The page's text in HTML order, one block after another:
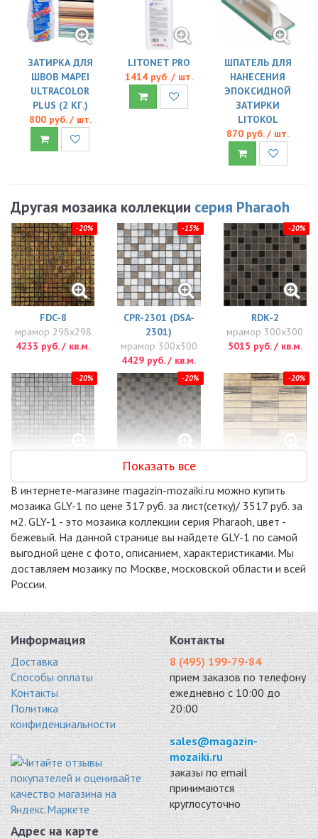
ЗАТИРКА ДЛЯ
ШВОВ MAPEI
ULTRACOLOR
PLUS (2 КГ.)
800 руб. / шт.
LITONET PRO
1414 руб. / шт.
ШПАТЕЛЬ ДЛЯ
НАНЕСЕНИЯ
ЭПОКСИДНОЙ
ЗАТИРКИ
LITOKOL
870 руб. / шт.
Другая мозаика коллекции серия Pharaoh
-20%
FDC-8
мрамор 298x298
4233 руб. / кв.м.
-15%
CPR-2301 (DSA-
2301)
мрамор 300x300
4429 руб. / кв.м.
-20%
RDK-2
мрамор 300x300
5015 руб. / кв.м.
-20%
мрамор 300x300
5015 руб. / кв.м.
-20%
RDK-1
мрамор 300x300
5015 руб. / кв.м.
-20%
мрамор 298x298
5210 руб. / кв.м.
мрамор 300x300
5015 руб. / кв.м.
PHARAOH-STAR)
микс 298x298
5536 руб. / кв.м.
мрамор 298x298
5536 руб. / кв.м.
-20%
GLN-1
мрамор 298x298
5926 руб. / кв.м.
-20%
GLN-2
мрамор 298x298
5926 руб. / кв.м.
-20%
GLN-4
мрамор 298x298
5926 руб. / кв.м.
-20% -20% -20%
Показать все
В интернете-магазине magazin-mozaiki.ru можно купить
мозаика GLY-1 по цене 317 руб. за лист(сетку)/ 3517 руб. за
м2. GLY-1 - это мозаика коллекции серия Pharaoh, цвет -
бежевый. На данной странице вы найдете GLY-1 по самой
выгодной цене с фото, описанием, характеристиками. Мы
доставляем мозаику по Москве, московской области и всей
России.
Информация
Доставка
Способы оплаты
Контакты
Политика
конфиденциальности
Контакты
8 (495) 199-79-84
прием заказов по телефону
ежедневно с 10:00 до
20:00
sales@magazin-
mozaiki.ru
заказы по email
принимаются
круглосуточно
Адрес на карте